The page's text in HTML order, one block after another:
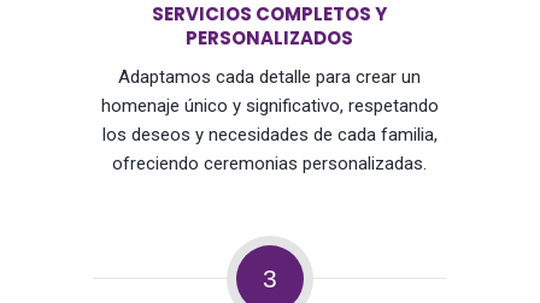
SERVICIOS COMPLETOS Y
PERSONALIZADOS
Adaptamos cada detalle para crear un
homenaje único y significativo, respetando
los deseos y necesidades de cada familia,
ofreciendo ceremonias personalizadas.
3